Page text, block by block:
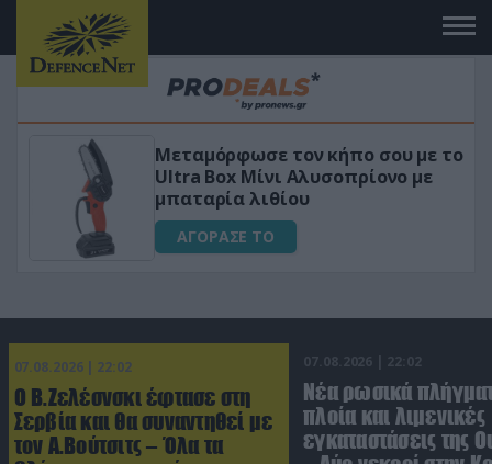
«Μαγική» φόρμουλα τριβόλι + VIP
για αύξηση της λίμπιντο
ΑΓΟΡΑΣΕ ΤΟ
07.08.2026 | 22:02
Ο Β.Ζελέσνσκι έφτασε στη
Σερβία και θα συναντηθεί με
τον Α.Βούτσιτς – Όλα τα
07.08.2026 | 22:02
Νέα ρωσικά
πλοία και λιμενικές
εγκαταστάσεις της